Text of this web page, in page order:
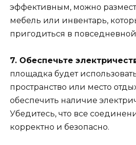
эффективным, можно
мебель или инвентарь,
пригодиться в
7. Обеспечьте
площадка будет
пространство или место
обеспечить наличие
Убедитесь, что все
корректно и безопасно.